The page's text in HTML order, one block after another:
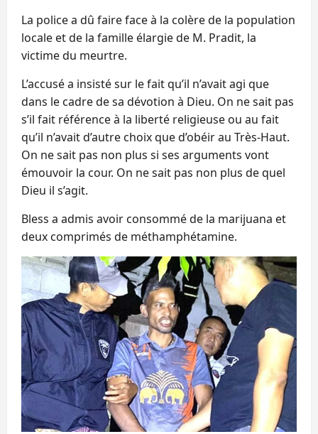
La police a dû faire face à la colère de la population
locale et de la famille élargie de M. Pradit, la
victime du meurtre.
L’accusé a insisté sur le fait qu’il n’avait agi que
dans le cadre de sa dévotion à Dieu. On ne sait pas
s’il fait référence à la liberté religieuse ou au fait
qu’il n’avait d’autre choix que d’obéir au Très-Haut.
On ne sait pas non plus si ses arguments vont
émouvoir la cour. On ne sait pas non plus de quel
Dieu il s’agit.
Bless a admis avoir consommé de la marijuana et
deux comprimés de méthamphétamine.